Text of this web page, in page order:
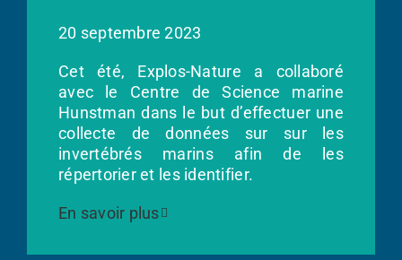
20 septembre 2023
Cet été, Explos-Nature a collaboré
avec le Centre de Science marine
Hunstman dans le but d’effectuer une
collecte de données sur sur les
invertébrés marins afin de les
répertorier et les identifier.
En savoir plus